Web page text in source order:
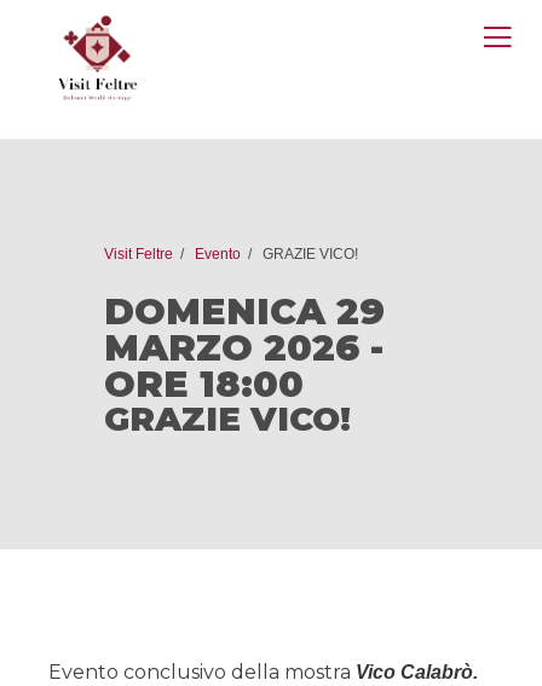
Visit Feltre Evento GRAZIE VICO!
DOMENICA 29
MARZO 2026 -
ORE 18:00
GRAZIE VICO!
Evento conclusivo della mostra Vico Calabrò.